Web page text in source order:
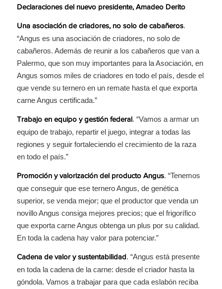
Declaraciones del nuevo presidente, Amadeo Derito
Una asociación de criadores, no solo de cabañeros.
“Angus es una asociación de criadores, no solo de
cabañeros. Además de reunir a los cabañeros que van a
Palermo, que son muy importantes para la Asociación, en
Angus somos miles de criadores en todo el país, desde el
que vende su ternero en un remate hasta el que exporta
carne Angus certificada.”
Trabajo en equipo y gestión federal. “Vamos a armar un
equipo de trabajo, repartir el juego, integrar a todas las
regiones y seguir fortaleciendo el crecimiento de la raza
en todo el país.”
Promoción y valorización del producto Angus. “Tenemos
que conseguir que ese ternero Angus, de genética
superior, se venda mejor; que el productor que venda un
novillo Angus consiga mejores precios; que el frigorífico
que exporta carne Angus obtenga un plus por su calidad.
En toda la cadena hay valor para potenciar.”
Cadena de valor y sustentabilidad. “Angus está presente
en toda la cadena de la carne: desde el criador hasta la
góndola. Vamos a trabajar para que cada eslabón reciba